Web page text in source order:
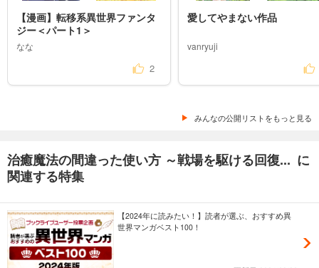
【漫画】転移系異世界ファンタ
ジー＜パート1＞
なな
2
愛してやまない作品
vanryuji
みんなの公開リストをもっと見る
治癒魔法の間違った使い方 ～戦場を駆ける回復... に
関連する特集
【2024年に読みたい！】読者が選ぶ、おすすめ異
世界マンガベスト100！